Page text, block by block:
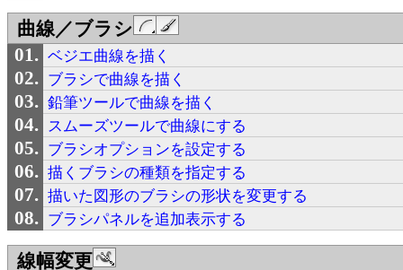
曲線／ブラシ
ベジエ曲線を描く
ブラシで曲線を描く
鉛筆ツールで曲線を描く
スムーズツールで曲線にする
ブラシオプションを設定する
描くブラシの種類を指定する
描いた図形のブラシの形状を変更する
ブラシパネルを追加表示する
線幅変更